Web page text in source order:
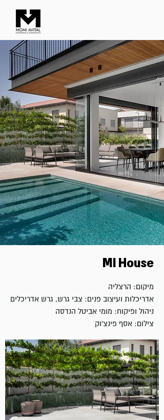
MI House
מיקום: הרצליה
אדריכלות ועיצוב פנים: צבי גרש, גרש אדריכלים
ניהול ופיקוח: מומי אביטל הנדסה
צילום: אסף פינצ'וק